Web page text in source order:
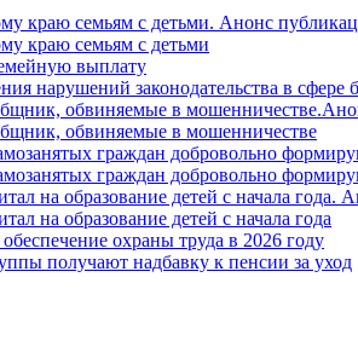
краю семьям с детьми. Анонс
краю семьям с детьми
выплату
нарушений законодательства в сфере
обвиняемые в
обвиняемые в мошенничестве
граждан добровольно
граждан добровольно
на образование детей с начала года.
на образование детей с начала года
охраны труда в 2026 году
получают надбавку к пенсии за уход